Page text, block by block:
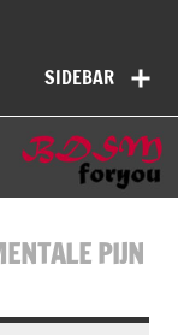
SIDEBAR
PIJN